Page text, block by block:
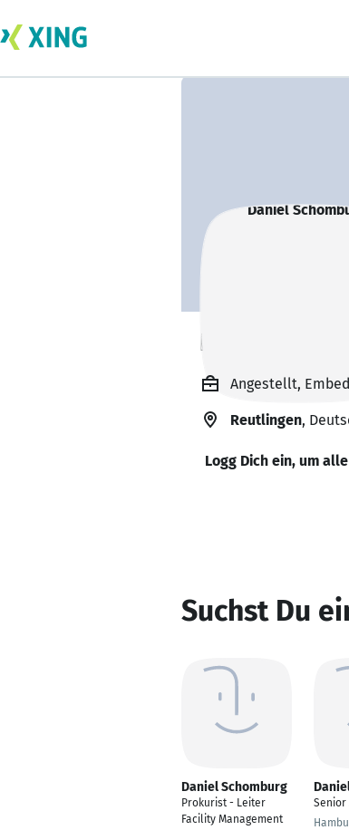
Daniel
Angestellt,
Reutlingen,
Logg Dich ein, um
Suchst Du
Daniel Schomburg
Prokurist - Leiter
Facility Management
Senior